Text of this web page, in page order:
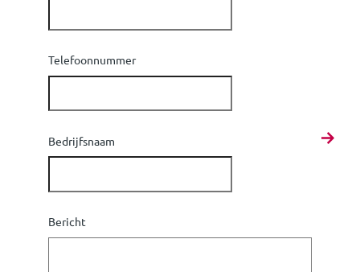
Telefoonnummer
Bedrijfsnaam
Bericht